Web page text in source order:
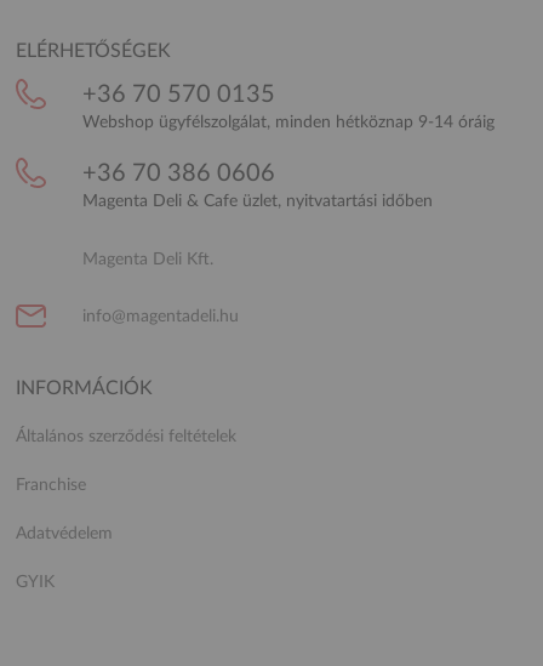
ELÉRHETŐSÉGEK
+36 70 570 0135
Webshop ügyfélszolgálat, minden hétköznap 9-14 óráig
+36 70 386 0606
Magenta Deli & Cafe üzlet, nyitvatartási időben
Magenta Deli Kft.
info@magentadeli.hu
INFORMÁCIÓK
Általános szerződési feltételek
Franchise
Adatvédelem
GYIK